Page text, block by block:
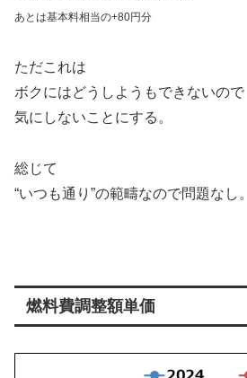
あとは基本料相当の+80円分
ただこれは
ボクにはどうしようもできないので
気にしないことにする。
総じて
“いつも通り”の範疇なので問題なし。
燃料費調整額単価